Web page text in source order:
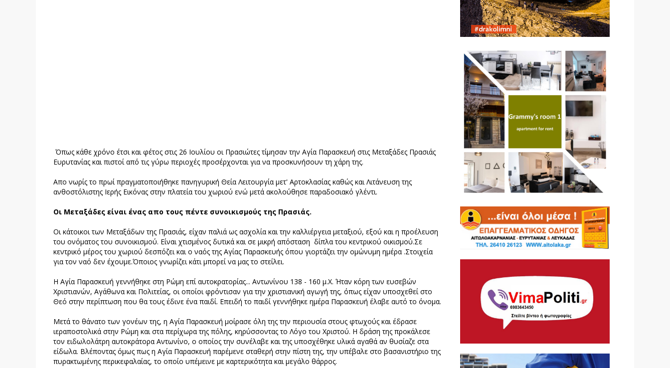
Όπως κάθε χρόνο έτσι και φέτος στις 26 Ιουλίου οι Πρασιώτες τίμησαν την Αγία Παρασκευή στις Μεταξάδες Πρασιάς
Ευρυτανίας και πιστοί από τις γύρω περιοχές προσέρχονται για να προσκυνήσουν τη χάρη της.
Απο νωρίς το πρωί πραγματοποιήθηκε πανηγυρική Θεία Λειτουργία μετ' Αρτοκλασίας καθώς και Λιτάνευση της
ανθοστόλιστης Ιερής Εικόνας στην πλατεία του χωριού ενώ μετά ακολούθησε παραδοσιακό γλέντι.
Οι Μεταξάδες είναι ένας απο τους πέντε συνοικισμούς της Πρασιάς.
Οι κάτοικοι των Μεταξάδων της Πρασιάς, είχαν παλιά ως ασχολία και την καλλιέργεια μεταξιού, εξού και η προέλευση
του ονόματος του συνοικισμού. Είναι χτισμένος δυτικά και σε μικρή απόσταση δίπλα του κεντρικού οικισμού.Σε
κεντρικό μέρος του χωριού δεσπόζει και ο ναός της Αγίας Παρασκευής όπου γιορτάζει την ομώνυμη ημέρα .Στοιχεία
για τον ναό δεν έχουμε.Όποιος γνωρίζει κάτι μπορεί να μας το στείλει.
Η Αγία Παρασκευή γεννήθηκε στη Ρώμη επί αυτοκρατορίας... Αντωνίνου 138 - 160 μ.Χ. Ήταν κόρη των ευσεβών
Χριστιανών, Αγάθωνα και Πολιτείας, οι οποίοι φρόντισαν για την χριστιανική αγωγή της, όπως είχαν υποσχεθεί στο
Θεό στην περίπτωση που θα τους έδινε ένα παιδί. Επειδή το παιδί γεννήθηκε ημέρα Παρασκευή έλαβε αυτό το όνομα.
Μετά το θάνατο των γονέων της, η Αγία Παρασκευή μοίρασε όλη της την περιουσία στους φτωχούς και έδρασε
ιεραποστολικά στην Ρώμη και στα περίχωρα της πόλης, κηρύσσοντας το Λόγο του Χριστού. Η δράση της προκάλεσε
τον ειδωλολάτρη αυτοκράτορα Αντωνίνο, ο οποίος την συνέλαβε και της υποσχέθηκε υλικά αγαθά αν θυσίαζε στα
είδωλα. Βλέποντας όμως πως η Αγία Παρασκευή παρέμενε σταθερή στην πίστη της, την υπέβαλε στο βασανιστήριο της
πυρακτωμένης περικεφαλαίας, το οποίο υπέμεινε με καρτερικότητα και μεγάλο θάρρος.